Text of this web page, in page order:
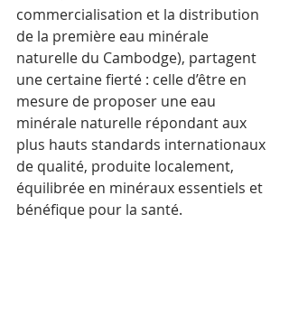
commercialisation et la distribution
de la première eau minérale
naturelle du Cambodge), partagent
une certaine fierté : celle d’être en
mesure de proposer une eau
minérale naturelle répondant aux
plus hauts standards internationaux
de qualité, produite localement,
équilibrée en minéraux essentiels et
bénéfique pour la santé.